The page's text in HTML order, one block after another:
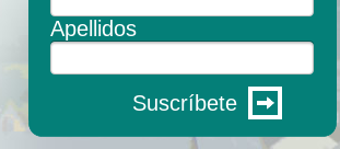
Apellidos
Suscríbete